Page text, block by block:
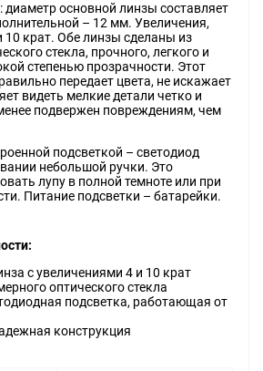
основной линзы составляет
– 12 мм. Увеличения,
10 крат. Обе линзы сделаны из
стекла, прочного, легкого и
степенью прозрачности. Этот
передает цвета, не искажает
видеть мелкие детали четко и
подвержен повреждениям, чем
подсветкой – светодиод
небольшой ручки. Это
лупу в полной темноте или при
Питание подсветки – батарейки.
с увеличениями 4 и 10 крат
оптического стекла
подсветка, работающая от
конструкция